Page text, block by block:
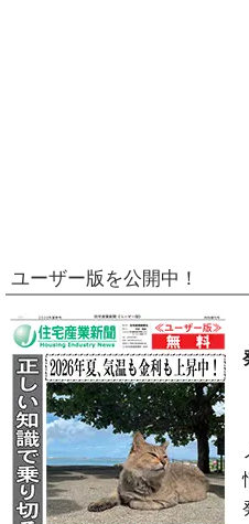
ユーザー版を公開中！